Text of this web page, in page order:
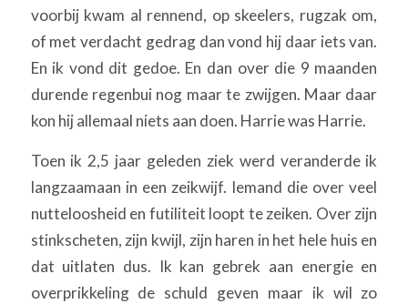
voorbij kwam al rennend, op skeelers, rugzak om,
of met verdacht gedrag dan vond hij daar iets van.
En ik vond dit gedoe. En dan over die 9 maanden
durende regenbui nog maar te zwijgen. Maar daar
kon hij allemaal niets aan doen. Harrie was Harrie.
Toen ik 2,5 jaar geleden ziek werd veranderde ik
langzaamaan in een zeikwijf. Iemand die over veel
nutteloosheid en futiliteit loopt te zeiken. Over zijn
stinkscheten, zijn kwijl, zijn haren in het hele huis en
dat uitlaten dus. Ik kan gebrek aan energie en
overprikkeling de schuld geven maar ik wil zo